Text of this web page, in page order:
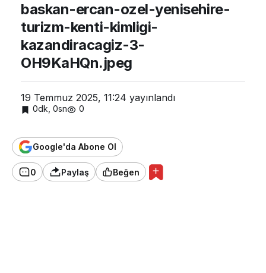
OH9KaHQn.jpeg
baskan-ercan-ozel-yenisehire-
turizm-kenti-kimligi-
kazandiracagiz-3-
OH9KaHQn.jpeg
19 Temmuz 2025, 11:24 yayınlandı
0dk, 0sn 0
Google'da Abone Ol
0 Paylaş Beğen